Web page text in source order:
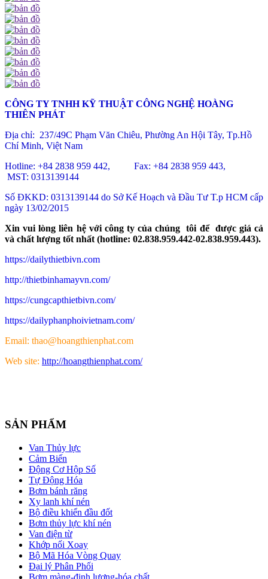
CÔNG TY TNHH KỸ THUẬT CÔNG NGHỆ HOÀNG
THIÊN PHÁT
Địa chỉ: 237/49C Phạm Văn Chiêu, Phường An Hội Tây, Tp.Hồ
Chí Minh, Việt Nam
Hotline: +84 2838 959 442, Fax: +84 2838 959 443,
MST: 0313139144
Số ĐKKD: 0313139144 do Sở Kế Hoạch và Đầu Tư T.p HCM cấp
ngày 13/02/2015
Xin vui lòng liên hệ với công ty của chúng tôi để được giá cả
và chất lượng tốt nhất (hotline: 02.838.959.442-02.838.959.443).
https://dailythietbivn.com
http://thietbinhamayvn.com/
https://cungcapthietbivn.com/
https://dailyphanphoivietnam.com/
Email: thao@hoangthienphat.com
Web site: http://hoangthienphat.com/
SẢN PHẨM
Van Thủy lực
Cảm Biến
Động Cơ Hộp Số
Tự Động Hóa
Bơm bánh răng
Xy lanh khí nén
Bộ điều khiển đầu đốt
Bơm thủy lực khí nén
Van điện từ
Khớp nối Xoay
Bộ Mã Hóa Vòng Quay
Đại lý Phân Phối
Bơm màng-định lượng-hóa chất